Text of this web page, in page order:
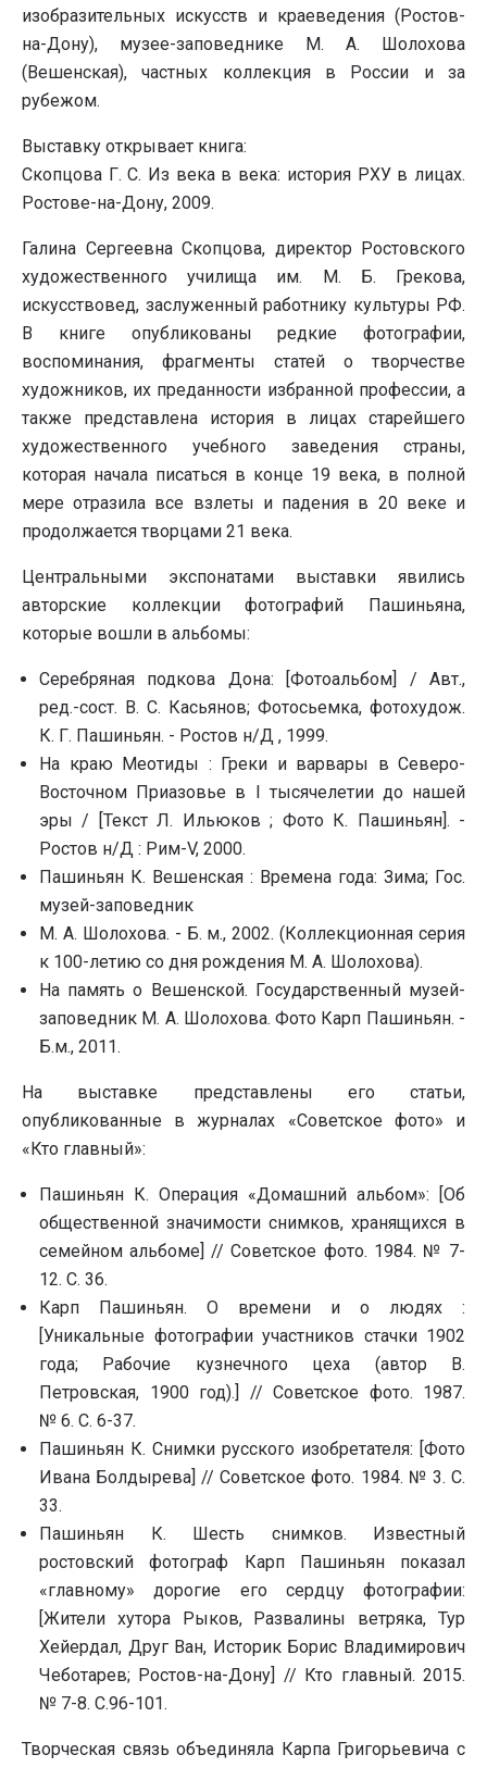
изобразительных искусств и краеведения (Ростов-
на-Дону), музее-заповеднике М. А. Шолохова
(Вешенская), частных коллекция в России и за
рубежом.
Выставку открывает книга:
Скопцова Г. С. Из века в века: история РХУ в лицах.
Ростове-на-Дону, 2009.
Галина Сергеевна Скопцова, директор Ростовского
художественного училища им. М. Б. Грекова,
искусствовед, заслуженный работнику культуры РФ.
В книге опубликованы редкие фотографии,
воспоминания, фрагменты статей о творчестве
художников, их преданности избранной профессии, а
также представлена история в лицах старейшего
художественного учебного заведения страны,
которая начала писаться в конце 19 века, в полной
мере отразила все взлеты и падения в 20 веке и
продолжается творцами 21 века.
Центральными экспонатами выставки явились
авторские коллекции фотографий Пашиньяна,
которые вошли в альбомы:
Серебряная подкова Дона: [Фотоальбом] / Авт.,
pед.-сост. В. С. Касьянов; Фотосьемка, фотохудож.
К. Г. Пашиньян. - Ростов н/Д , 1999.
На краю Меотиды : Греки и варвары в Северо-
Восточном Приазовье в I тысячелетии до нашей
эры / [Текст Л. Ильюков ; Фото К. Пашиньян]. -
Ростов н/Д : Рим-V, 2000.
Пашиньян К. Вешенская : Времена года: Зима; Гос.
музей-заповедник
М. А. Шолохова. - Б. м., 2002. (Коллекционная серия
к 100-летию со дня рождения М. А. Шолохова).
На память о Вешенской. Государственный музей-
заповедник М. А. Шолохова. Фото Карп Пашиньян. -
Б.м., 2011.
На выставке представлены его статьи,
опубликованные в журналах «Советское фото» и
«Кто главный»:
Пашиньян К. Операция «Домашний альбом»: [Об
общественной значимости снимков, хранящихся в
семейном альбоме] // Советское фото. 1984. № 7-
12. С. 36.
Карп Пашиньян. О времени и о людях :
[Уникальные фотографии участников стачки 1902
года; Рабочие кузнечного цеха (автор В.
Петровская, 1900 год).] // Советское фото. 1987.
№ 6. С. 6-37.
Пашиньян К. Снимки русского изобретателя: [Фото
Ивана Болдырева] // Советское фото. 1984. № 3. С.
33.
Пашиньян К. Шесть снимков. Известный
ростовский фотограф Карп Пашиньян показал
«главному» дорогие его сердцу фотографии:
[Жители хутора Рыков, Развалины ветряка, Тур
Хейердал, Друг Ван, Историк Борис Владимирович
Чеботарев; Ростов-на-Дону] // Кто главный. 2015.
№ 7-8. С.96-101.
Творческая связь объединяла Карпа Григорьевича с